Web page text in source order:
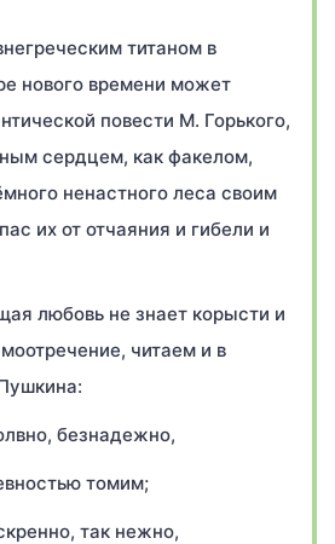
титаном в
нового времени может
повести М. Горького,
сердцем, как факелом,
ненастного леса своим
их от отчаяния и гибели и
любовь не знает корысти и
читаем и в
безнадежно,
томим;
так нежно,